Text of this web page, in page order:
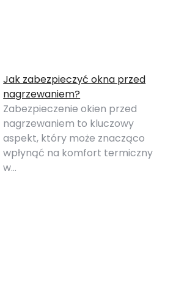
Jak zabezpieczyć okna przed
nagrzewaniem?
Zabezpieczenie okien przed
nagrzewaniem to kluczowy
aspekt, który może znacząco
wpłynąć na komfort termiczny
w…